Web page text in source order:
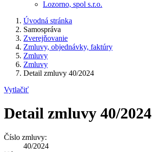
Lozorno, spol s.r.o.
Úvodná stránka
Samospráva
Zverejňovanie
Zmluvy, objednávky, faktúry
Zmluvy
Zmluvy
Detail zmluvy 40/2024
Vytlačiť
Detail zmluvy 40/2024
Číslo zmluvy:
40/2024